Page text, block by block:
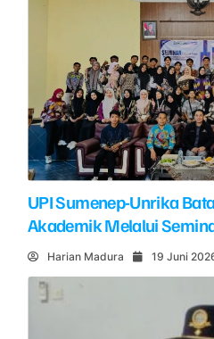
UPI Sumenep-Unrika
Akademik Melalui
Harian Madura 19 Juni